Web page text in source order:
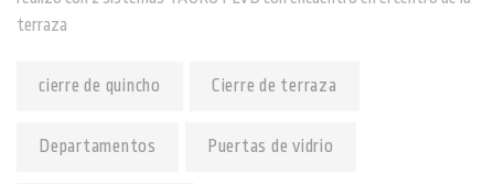
terraza
cierre de quincho Cierre de terraza
Departamentos Puertas de vidrio